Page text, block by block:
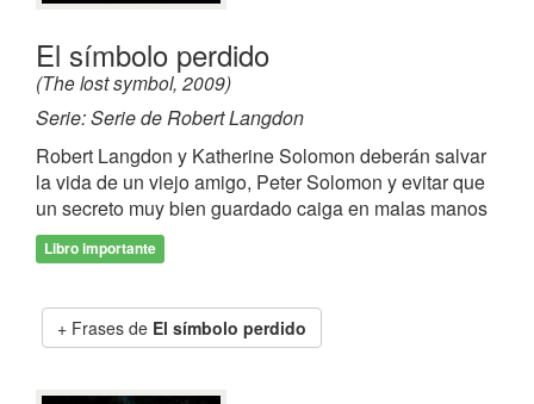
El símbolo perdido
(The lost symbol, 2009)
Serie: Serie de Robert Langdon
Robert Langdon y Katherine Solomon deberán salvar
la vida de un viejo amigo, Peter Solomon y evitar que
un secreto muy bien guardado caiga en malas manos
Libro importante
Frases de El símbolo perdido